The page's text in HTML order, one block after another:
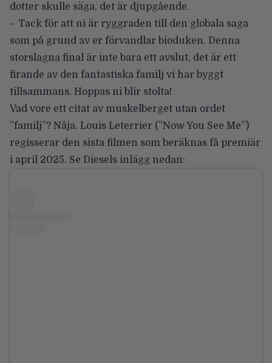
dotter skulle säga, det är djupgående.
– Tack för att ni är ryggraden till den globala saga
som på grund av er förvandlar bioduken. Denna
storslagna final är inte bara ett avslut, det är ett
firande av den fantastiska familj vi har byggt
tillsammans. Hoppas ni blir stolta!
Vad vore ett citat av muskelberget utan ordet
”familj”? Nåja. Louis Leterrier (”Now You See Me”)
regisserar den sista filmen som beräknas få premiär
i april 2025. Se Diesels inlägg nedan: